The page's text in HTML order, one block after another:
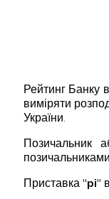
Рейтинг Банку
виміряти
України.
Позичальник
Приставка "pi"